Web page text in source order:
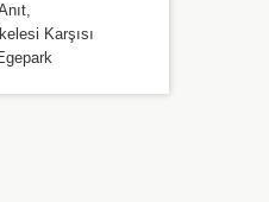
Karşısı